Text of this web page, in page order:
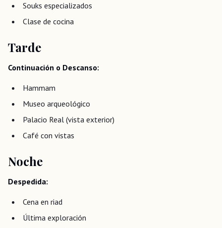
Souks especializados
Clase de cocina
Tarde
Continuación o Descanso:
Hammam
Museo arqueológico
Palacio Real (vista exterior)
Café con vistas
Noche
Despedida:
Cena en riad
Última exploración